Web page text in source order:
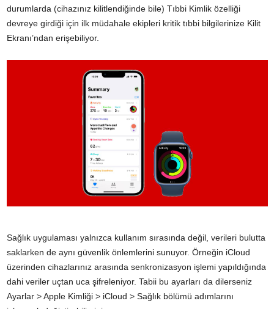
durumlarda (cihazınız kilitlendiğinde bile) Tıbbi Kimlik özelliği
devreye girdiği için ilk müdahale ekipleri kritik tıbbi bilgilerinize Kilit
Ekranı’ndan erişebiliyor.
Sağlık uygulaması yalnızca kullanım sırasında değil, verileri bulutta
saklarken de aynı güvenlik önlemlerini sunuyor. Örneğin iCloud
üzerinden cihazlarınız arasında senkronizasyon işlemi yapıldığında
dahi veriler uçtan uca şifreleniyor. Tabii bu ayarları da dilerseniz
Ayarlar > Apple Kimliği > iCloud > Sağlık bölümü adımlarını